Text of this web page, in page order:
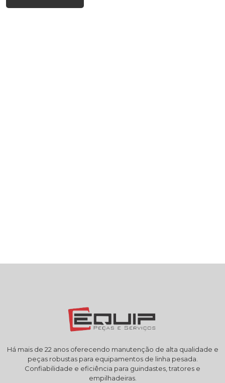
Há mais de 22 anos oferecendo manutenção de alta qualidade e
peças robustas para equipamentos de linha pesada.
Confiabilidade e eficiência para guindastes, tratores e
empilhadeiras.